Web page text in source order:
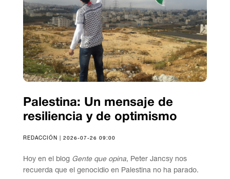
Palestina: Un mensaje de
resiliencia y de optimismo
REDACCIÓN | 2026-07-26 09:00
Hoy en el blog Gente que opina, Peter Jancsy nos
recuerda que el genocidio en Palestina no ha parado.